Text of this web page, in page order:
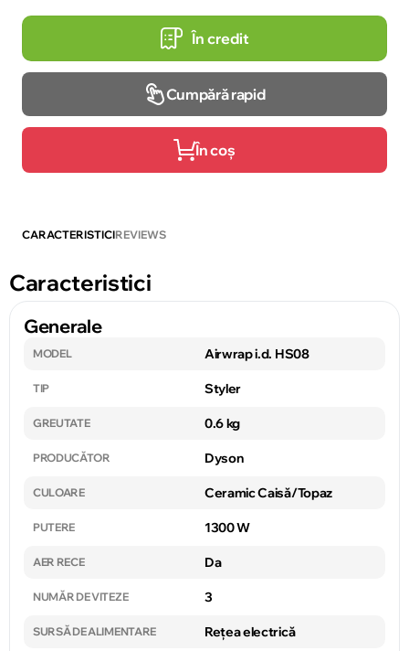
În credit
Cumpără rapid
În coș
CARACTERISTICIREVIEWS
Caracteristici
Generale
MODEL Airwrap i.d. HS08
TIP Styler
GREUTATE 0.6 kg
PRODUCĂTOR Dyson
CULOARE Ceramic Caisă/Topaz
PUTERE 1300 W
AER RECE Da
NUMĂR DE VITEZE 3
SURSĂ DE ALIMENTARE Rețea electrică